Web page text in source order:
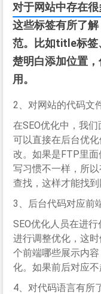
对于网站中存在
这些标签有所了
范。比如title标签
楚明白添加位置
用。
2、对网站的代码文
在SEO优化中，我
可以直接在后台优
改。如果是FTP里
写习惯不一样，所
查找，这样才能找到
3、后台代码对应前
SEO优化人员在进
进行调整优化，这
个前端哪些展示内
化。如果前后对应
4、对代码语言有所